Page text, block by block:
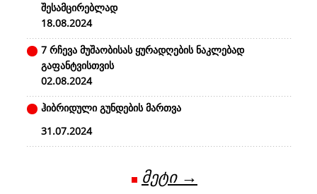
შესამცირებლად
18.08.2024
7 რჩევა მუშაობისას ყურადღების ნაკლებად
გაფანტვისთვის
02.08.2024
ჰიბრიდული გუნდების მართვა
31.07.2024
მეტი →